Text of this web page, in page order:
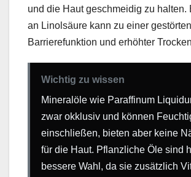
und die Haut geschmeidig zu halten.
an Linolsäure kann zu einer gestörten
Barrierefunktion und erhöhter
Wichtig zu wissen
Mineralöle wie Paraffinum
zwar okklusiv und können
einschließen, bieten aber keine
für die Haut. Pflanzliche Öle sind
bessere Wahl, da sie zusätzlich